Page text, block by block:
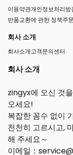
이용약관개인정보처리방
반품교환에 관한 정책주
회사 소개
회사소개고객문의센터
회사 소개
zingyx에 오신 것
오세요!
복잡한 꼼수 없이
천천히 고르시고,
해 주세요～
이메일：